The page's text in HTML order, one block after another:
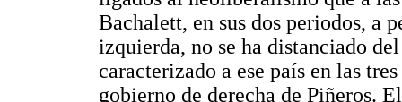
Bachalett, en sus dos periodos, a
izquierda, no se ha distanciado
caracterizado a ese país en las
gobierno de derecha de Piñeros.